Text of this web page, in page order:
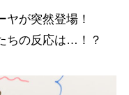
が突然登場！
ちの反応は…！？